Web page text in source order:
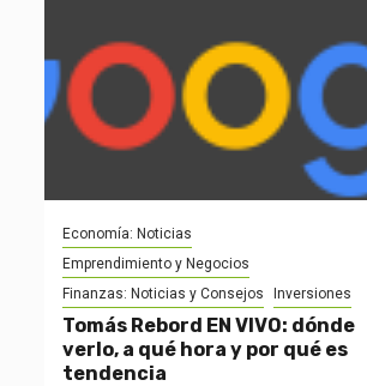
Economía: Noticias
Emprendimiento y Negocios
Finanzas: Noticias y Consejos
Inversiones
Tomás Rebord EN VIVO: dónde
verlo, a qué hora y por qué es
tendencia